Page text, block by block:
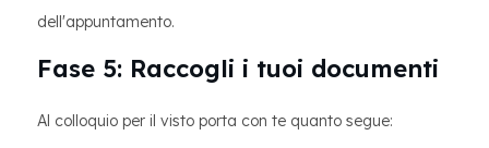
dell'appuntamento.
Fase 5: Raccogli i tuoi documenti
Al colloquio per il visto porta con te quanto segue: